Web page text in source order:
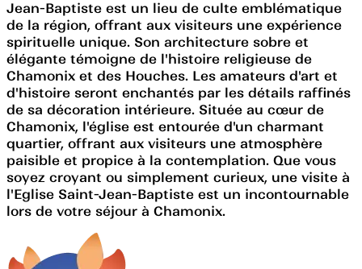
Jean-Baptiste est un lieu de culte emblématique
de la région, offrant aux visiteurs une expérience
spirituelle unique. Son architecture sobre et
élégante témoigne de l'histoire religieuse de
Chamonix et des Houches. Les amateurs d'art et
d'histoire seront enchantés par les détails raffinés
de sa décoration intérieure. Située au cœur de
Chamonix, l'église est entourée d'un charmant
quartier, offrant aux visiteurs une atmosphère
paisible et propice à la contemplation. Que vous
soyez croyant ou simplement curieux, une visite à
l'Eglise Saint-Jean-Baptiste est un incontournable
lors de votre séjour à Chamonix.